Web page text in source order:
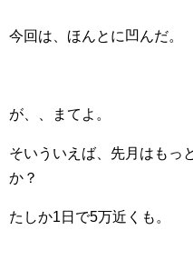
今回は、ほんとに凹んだ。
が、、まてよ。
そいういえば、先月はもっ
か？
たしか1日で5万近くも。